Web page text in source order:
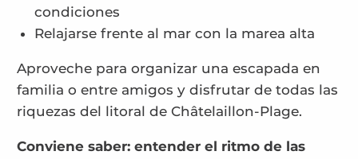
condiciones
Relajarse frente al mar con la marea alta
Aproveche para organizar una escapada en
familia o entre amigos y disfrutar de todas las
riquezas del litoral de Châtelaillon-Plage.
Conviene saber: entender el ritmo de las